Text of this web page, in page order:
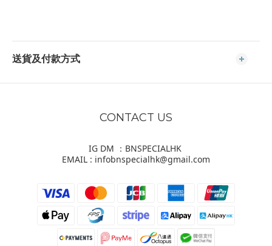
送貨及付款方式
CONTACT US
IG DM ：BNSPECIALHK
EMAIL : infobnspecialhk@gmail.com